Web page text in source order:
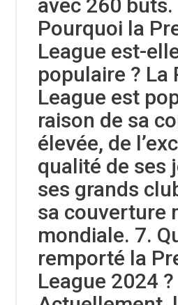
avec 260 buts.
Pourquoi la
League est-
populaire ? La
League est
raison de sa
élevée, de
qualité de ses
ses grands
sa couverture
mondiale. 7.
remporté la
League 2024 ?